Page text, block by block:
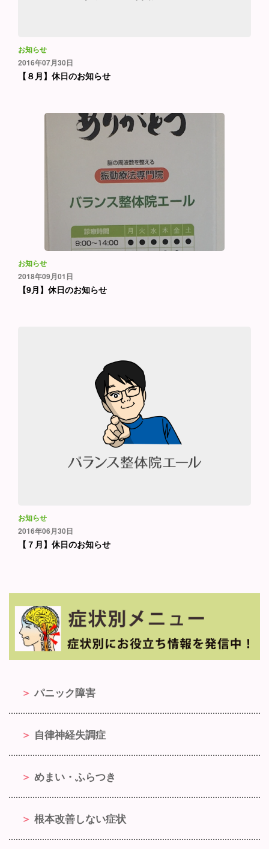
お知らせ
2016年07月30日
【８月】休日のお知らせ
お知らせ
2018年09月01日
【9月】休日のお知らせ
お知らせ
2016年06月30日
【７月】休日のお知らせ
パニック障害
自律神経失調症
めまい・ふらつき
根本改善しない症状